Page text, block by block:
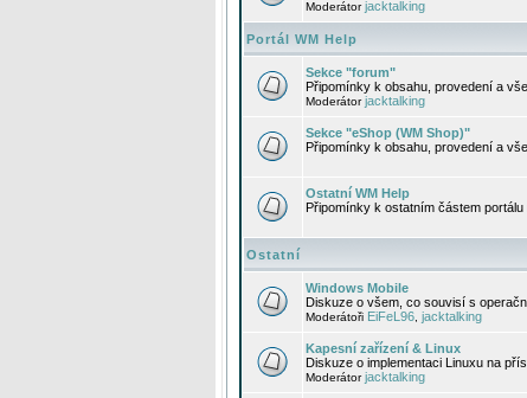
Moderátorjacktalking
Portál WM Help
Sekce "forum"
Připomínky k obsahu, provedení a
Moderátorjacktalking
Sekce "eShop (WM Shop)"
Připomínky k obsahu, provedení a
Ostatní WM Help
Připomínky k ostatním částem portálu
Ostatní
Windows Mobile
Diskuze o všem, co souvisí s
Moderátoři EiFeL96 jacktalking
Kapesní zařízení & Linux
Diskuze o implementaci Linuxu na
Moderátorjacktalking